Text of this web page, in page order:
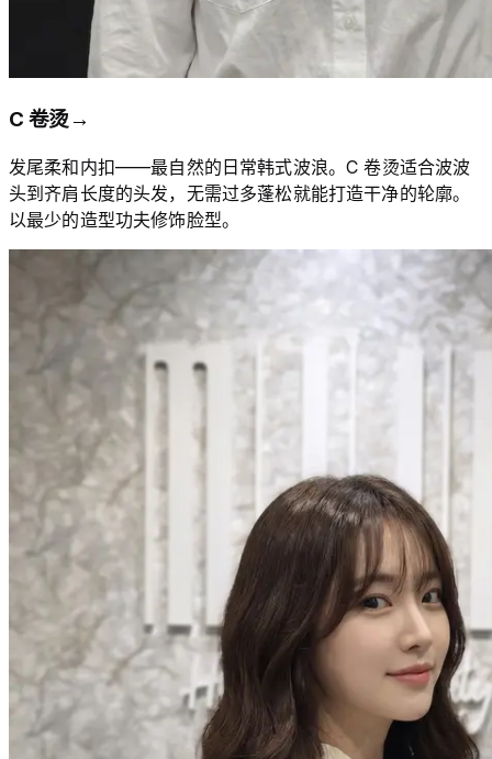
C 卷烫→
发尾柔和内扣——最自然的日常韩式波浪。C 卷烫适合波波
头到齐肩长度的头发，无需过多蓬松就能打造干净的轮廓。
以最少的造型功夫修饰脸型。